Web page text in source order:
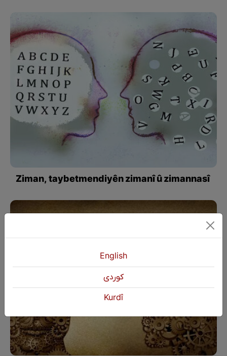
Ziman, taybetmendiyên zimanî û zimannasî
English
كوردی
Kurdî